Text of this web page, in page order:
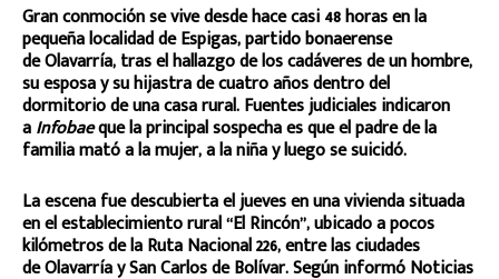
Gran conmoción se vive desde hace casi 48 horas en la
pequeña localidad de Espigas, partido bonaerense
de Olavarría, tras el hallazgo de los cadáveres de un hombre,
su esposa y su hijastra de cuatro años dentro del
dormitorio de una casa rural. Fuentes judiciales indicaron
aInfobaeque la principal sospecha es que el padre de la
familia mató a la mujer, a la niña y luego se suicidó.
La escena fue descubierta el jueves en una vivienda situada
en el establecimiento rural “El Rincón”, ubicado a pocos
kilómetros de la Ruta Nacional 226, entre las ciudades
de Olavarría y San Carlos de Bolívar. Según informó Noticias